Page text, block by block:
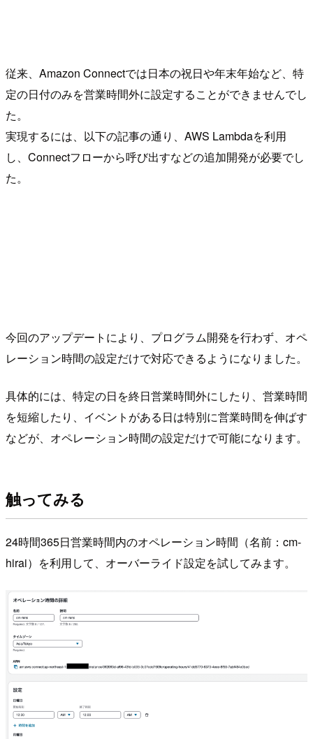
従来、Amazon Connectでは日本の祝日や年末年始など、特
定の日付のみを営業時間外に設定することができませんでし
た。
実現するには、以下の記事の通り、AWS Lambdaを利用
し、Connectフローから呼び出すなどの追加開発が必要でし
た。
今回のアップデートにより、プログラム開発を行わず、オペ
レーション時間の設定だけで対応できるようになりました。
具体的には、特定の日を終日営業時間外にしたり、営業時間
を短縮したり、イベントがある日は特別に営業時間を伸ばす
などが、オペレーション時間の設定だけで可能になります。
触ってみる
24時間365日営業時間内のオペレーション時間（名前：cm-
hirai）を利用して、オーバーライド設定を試してみます。